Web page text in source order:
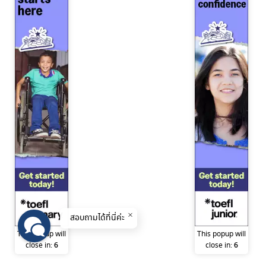
สอบถามได้ที่นี่ค่ะ
This popup will
close in:6
This popup will
close in:6